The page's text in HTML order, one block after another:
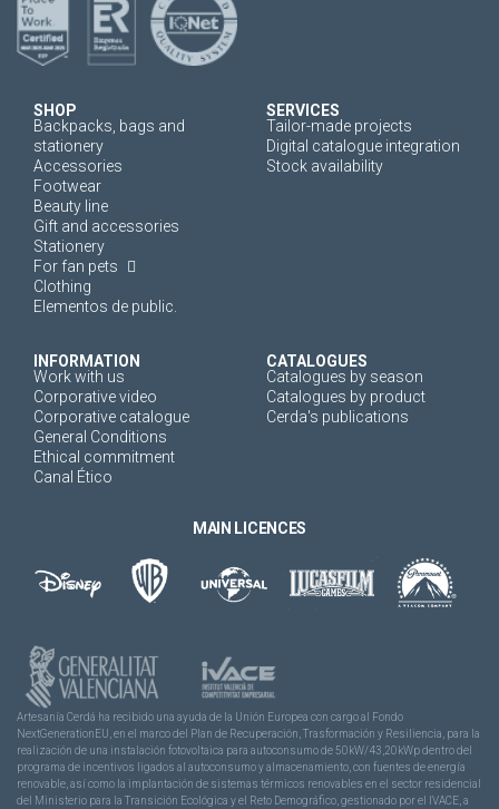
SHOP
Backpacks, bags and
stationery
Accessories
Footwear
Beauty line
Gift and accessories
Stationery
For fan pets
Clothing
Elementos de public.
SERVICES
Tailor-made projects
Digital catalogue integration
Stock availability
INFORMATION
Work with us
Corporative video
Corporative catalogue
General Conditions
Ethical commitment
Canal Ético
CATALOGUES
Catalogues by season
Catalogues by product
Cerda's publications
MAIN LICENCES
Artesanía Cerdá ha recibido una ayuda de la Unión Europea con cargo al Fondo
NextGenerationEU, en el marco del Plan de Recuperación, Trasformación y Resiliencia, para la
realización de una instalación fotovoltaica para autoconsumo de 50kW/43,20kWp dentro del
programa de incentivos ligados al autoconsumo y almacenamiento, con fuentes de energía
renovable, así como la implantación de sistemas térmicos renovables en el sector residencial
del Ministerio para la Transición Ecológica y el Reto Demográfico, gestionado por el IVACE, a